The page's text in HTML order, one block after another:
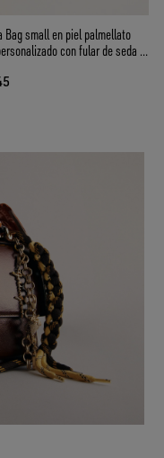
Bag small en piel palmellato
con fular de seda y